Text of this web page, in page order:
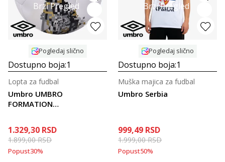
Brzi Pregled
Pogledaj slično
Dostupno boja:1
Umbro UMBRO
FORMATION
Lopta za fudbal
1.329,30 RSD
1.899,00RSD
Popust30%
Brzi Pregled
Pogledaj slično
Dostupno boja:1
Umbro Serbia
Muška majica za fudbal
999,49 RSD
1.999,00RSD
Popust50%